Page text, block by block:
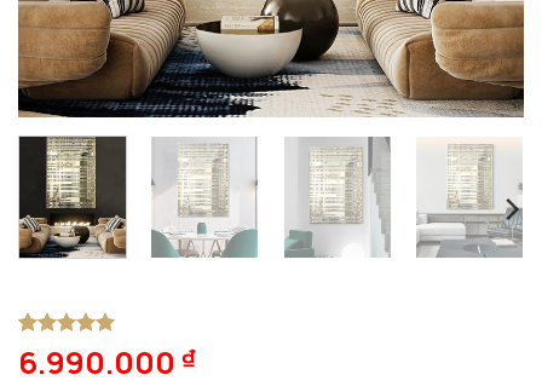
5trên 5
dựa trên
1
6.990.000 ₫